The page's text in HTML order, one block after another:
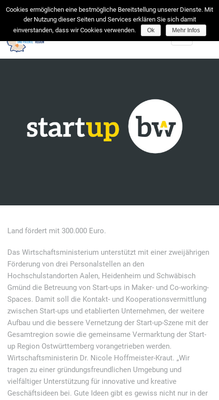
facebook
Toggle
Land fördert mit 300.000 Euro.
Das Wirtschaftsministerium unterstützt mit einer zweijährigen
Förderung von drei Personalstellen an den
Hochschulstandorten Aalen, Heidenheim und Schwäbisch
Gmünd die Betreuung von Start-ups in Maker- und Co-working-
Spaces. Damit soll die Kontakt- und Kooperationsvermittlung
zwischen Start-ups und etablierten Unternehmen, der weitere
Aufbau und die bessere Vernetzung der Start-up-Szene mit der
Gesamtregion sowie die gemeinsame Vermarktung der Start-
up Region Ostwürttemberg vorangetrieben werden.
Wirtschaftsministerin Dr. Nicole Hoffmeister-Kraut. „Wir
tragen zu einer gründungsfreundlichen Umgebung und
vielfältiger Unterstützung für innovative und kreative
Geschäftsideen bei. Gute Ideen gibt es gewiss nicht nur in der
Cookies ermöglichen eine bestmögliche Bereitstellung unserer Dienste. Mit
der Nutzung dieser Seiten und Services erklären Sie sich damit
einverstanden, dass wir Cookies verwenden.
Ok Mehr Infos